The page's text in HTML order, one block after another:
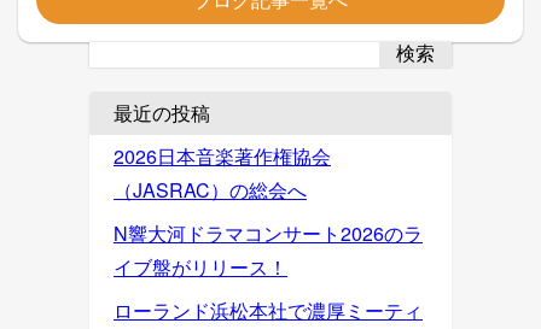
検索
最近の投稿
2026日本音楽著作権協会
（JASRAC）の総会へ
N響大河ドラマコンサート2026のラ
イブ盤がリリース！
ローランド浜松本社で濃厚ミーティ